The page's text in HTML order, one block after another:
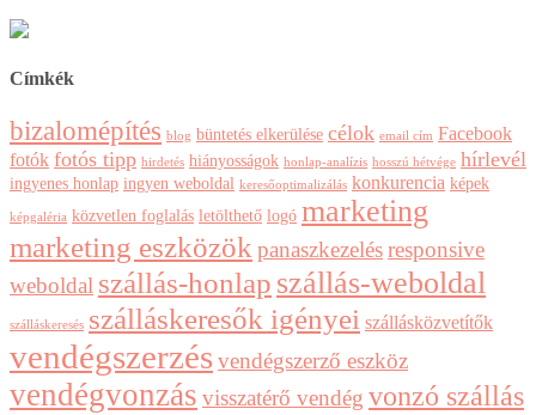
Címkék
bizalomépítés blog büntetés elkerülése célok email cím Facebook
fotók fotós tipp hirdetés hiányosságok honlap-analízis hosszú hétvége hírlevél
ingyenes honlap ingyen weboldal keresőoptimalizálás konkurencia képek
képgaléria közvetlen foglalás letölthető logó marketing
marketing eszközökpanaszkezelésresponsive
weboldal szállás-honlap szállás-weboldal
szálláskeresés szálláskeresők igényei szállásközvetítők
vendégszerzésvendégszerző eszköz
vendégvonzás visszatérő vendég vonzó szállás